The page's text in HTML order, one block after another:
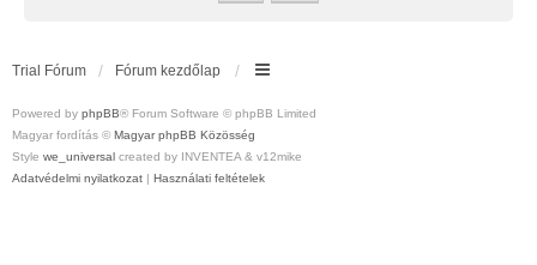
Trial Fórum Fórum kezdőlap
Powered by phpBB® Forum Software © phpBB Limited
Magyar fordítás © Magyar phpBB Közösség
Style we_universal created by INVENTEA & v12mike
Adatvédelmi nyilatkozat | Használati feltételek